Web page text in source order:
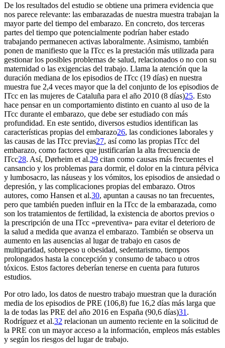
De los resultados del estudio se obtiene una primera evidencia que
nos parece relevante: las embarazadas de nuestra muestra trabajan la
mayor parte del tiempo del embarazo. En concreto, dos terceras
partes del tiempo que potencialmente podrían haber estado
trabajando permanecen activas laboralmente. Asimismo, también
ponen de manifiesto que la ITcc es la prestación más utilizada para
gestionar los posibles problemas de salud, relacionados o no con su
maternidad o las exigencias del trabajo. Llama la atención que la
duración mediana de los episodios de ITcc (19 días) en nuestra
muestra fue 2,4 veces mayor que la del conjunto de los episodios de
ITcc en las mujeres de Cataluña para el año 2010 (8 días)25. Esto
hace pensar en un comportamiento distinto en cuanto al uso de la
ITcc durante el embarazo, que debe ser estudiado con más
profundidad. En este sentido, diversos estudios identifican las
características propias del embarazo26, las condiciones laborales y
las causas de las ITcc previas27, así como las propias ITcc del
embarazo, como factores que justificarían la alta frecuencia de
ITcc28. Así, Dørheim et al.29 citan como causas más frecuentes el
cansancio y los problemas para dormir, el dolor en la cintura pélvica
y lumbosacro, las náuseas y los vómitos, los episodios de ansiedad o
depresión, y las complicaciones propias del embarazo. Otros
autores, como Hansen et al.30, apuntan a causas no tan frecuentes,
pero que también pueden influir en la ITcc de la embarazada, como
son los tratamientos de fertilidad, la existencia de abortos previos o
la prescripción de una ITcc «preventiva» para evitar el deterioro de
la salud a medida que avanza el embarazo. También se observa un
aumento en las ausencias al lugar de trabajo en casos de
multiparidad, sobrepeso u obesidad, sedentarismo, tiempos
prolongados hasta la concepción y consumo de tabaco u otros
tóxicos. Estos factores deberían tenerse en cuenta para futuros
estudios.
Por otro lado, los datos de nuestro trabajo muestran que la duración
media de los episodios de PRE (106,8) fue 16,2 días más larga que
la de todas las PRE del año 2016 en España (90,6 días)31 .
Rodríguez et al.32 relacionan un aumento reciente en la solicitud de
la PRE con un mayor acceso a la información, empleos más estables
y según los riesgos del lugar de trabajo.